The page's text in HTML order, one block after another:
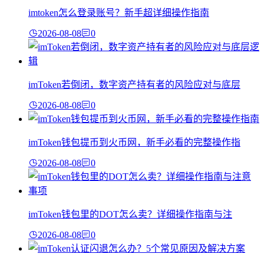
imtoken怎么登录账号？新手超详细操作指南
2026-08-08 0
imToken若倒闭，数字资产持有者的风险应对与底层
2026-08-08 0
imToken钱包提币到火币网，新手必看的完整操作指
2026-08-08 0
imToken钱包里的DOT怎么卖？详细操作指南与注
2026-08-08 0